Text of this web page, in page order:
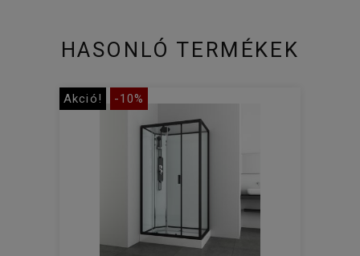
HASONLÓ TERMÉKEK
Akció! -10%